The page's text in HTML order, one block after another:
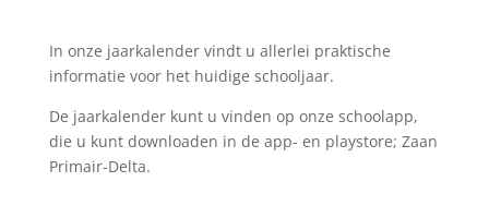
In onze jaarkalender vindt u allerlei praktische
informatie voor het huidige schooljaar.
De jaarkalender kunt u vinden op onze schoolapp,
die u kunt downloaden in de app- en playstore; Zaan
Primair-Delta.